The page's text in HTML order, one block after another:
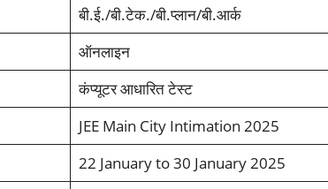
बी.ई./बी.टेक./बी.प्लान/बी.आर्क
ऑनलाइन
कंप्यूटर आधारित टेस्ट
JEE Main City Intimation 2025
22 January to 30 January 2025